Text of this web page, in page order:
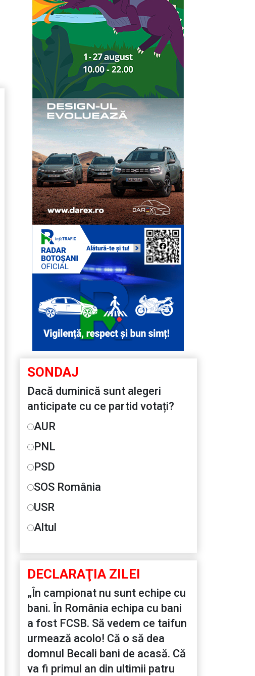
SONDAJ
Dacă duminică sunt alegeri
anticipate cu ce partid votați?
AUR
PNL
PSD
SOS România
USR
Altul
DECLARAŢIA ZILEI
„În campionat nu sunt echipe cu
bani. În România echipa cu bani
a fost FCSB. Să vedem ce taifun
urmează acolo! Că o să dea
domnul Becali bani de acasă. Că
va fi primul an din ultimii patru